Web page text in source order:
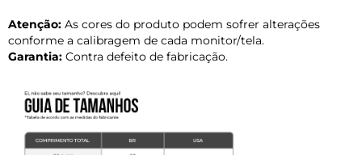
Atenção: As cores do produto podem sofrer alterações
conforme a calibragem de cada monitor/tela.
Garantia: Contra defeito de fabricação.